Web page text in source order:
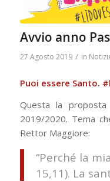
Avvio anno
27 Agosto 2019 / in
Puoi essere Santo.
Questa la proposta
2019/2020. Tema
Rettor Maggiore:
“Perché la
15,11). La